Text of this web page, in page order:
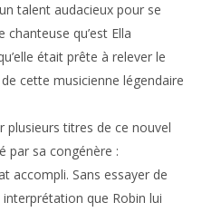
talent audacieux pour se
chanteuse qu’est Ella
était prête à relever le
cette musicienne légendaire
plusieurs titres de ce nouvel
par sa congénère :
accompli. Sans essayer de
que Robin lui